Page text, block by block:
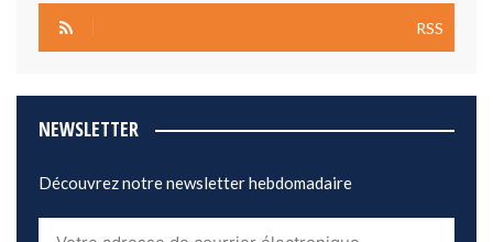
RSS
NEWSLETTER
Découvrez notre newsletter hebdomadaire